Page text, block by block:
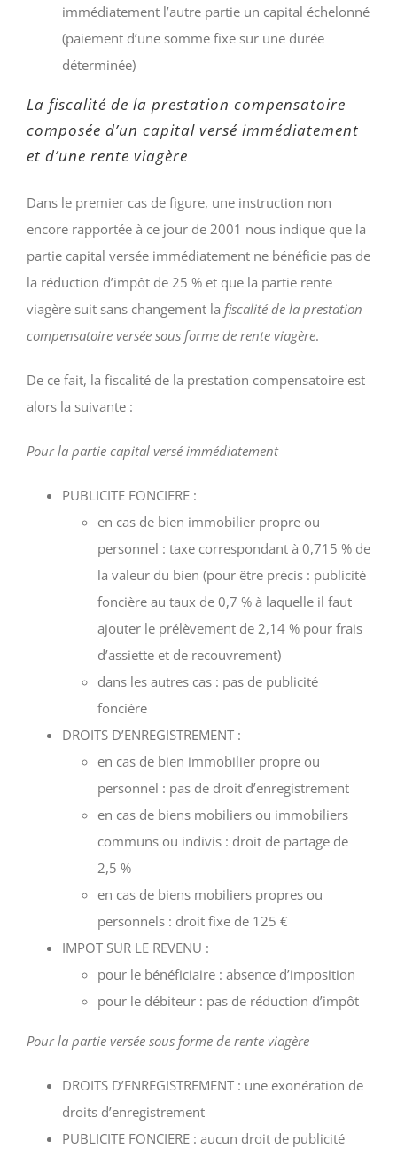
immédiatement l’autre partie un capital échelonné
(paiement d’une somme fixe sur une durée
déterminée)
La fiscalité de la prestation compensatoire
composée d’un capital versé immédiatement
et d’une rente viagère
Dans le premier cas de figure, une instruction non
encore rapportée à ce jour de 2001 nous indique que la
partie capital versée immédiatement ne bénéficie pas de
la réduction d’impôt de 25 % et que la partie rente
viagère suit sans changement la fiscalité de la prestation
compensatoire versée sous forme de rente viagère.
De ce fait, la fiscalité de la prestation compensatoire est
alors la suivante :
Pour la partie capital versé immédiatement
PUBLICITE FONCIERE :
en cas de bien immobilier propre ou
personnel : taxe correspondant à 0,715 % de
la valeur du bien (pour être précis : publicité
foncière au taux de 0,7 % à laquelle il faut
ajouter le prélèvement de 2,14 % pour frais
d’assiette et de recouvrement)
dans les autres cas : pas de publicité
foncière
DROITS D’ENREGISTREMENT :
en cas de bien immobilier propre ou
personnel : pas de droit d’enregistrement
en cas de biens mobiliers ou immobiliers
communs ou indivis : droit de partage de
2,5 %
en cas de biens mobiliers propres ou
personnels : droit fixe de 125 €
IMPOT SUR LE REVENU :
pour le bénéficiaire : absence d’imposition
pour le débiteur : pas de réduction d’impôt
Pour la partie versée sous forme de rente viagère
DROITS D’ENREGISTREMENT : une exonération de
droits d’enregistrement
PUBLICITE FONCIERE : aucun droit de publicité